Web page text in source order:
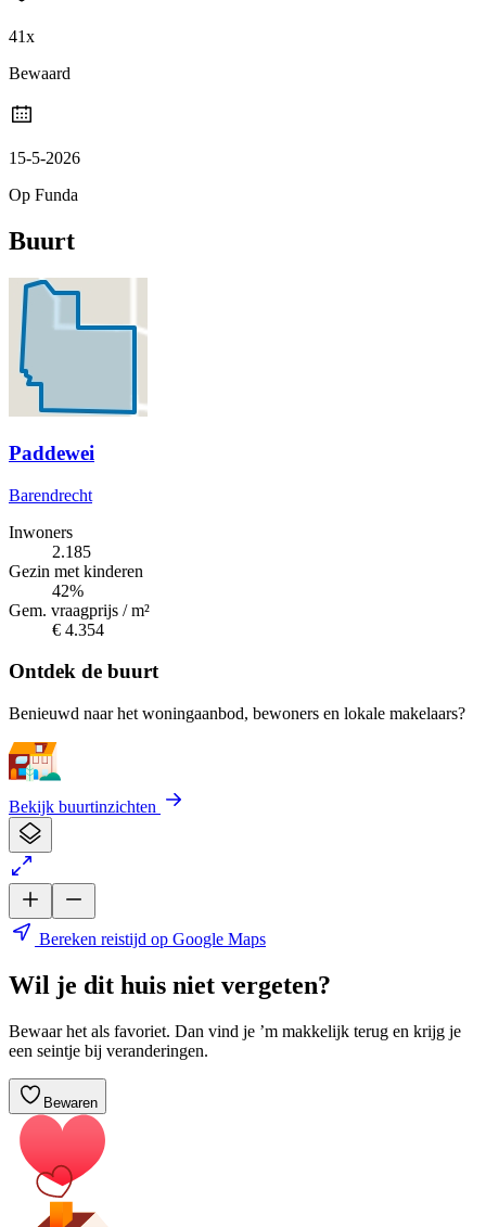
41x
Bewaard
15-5-2026
Op Funda
Buurt
Paddewei
Barendrecht
Inwoners
2.185
Gezin met kinderen
42%
Gem. vraagprijs / m²
€ 4.354
Ontdek de buurt
Benieuwd naar het woningaanbod, bewoners en lokale makelaars?
Bekijk buurtinzichten
Bereken reistijd op Google Maps
Wil je dit huis niet vergeten?
Bewaar het als favoriet. Dan vind je ’m makkelijk terug en krijg je
een seintje bij veranderingen.
Bewaren